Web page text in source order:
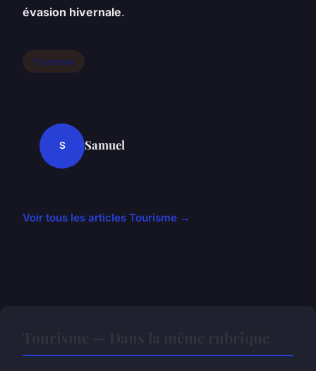
évasion hivernale.
Tourisme
S Samuel
Voir tous les articles Tourisme →